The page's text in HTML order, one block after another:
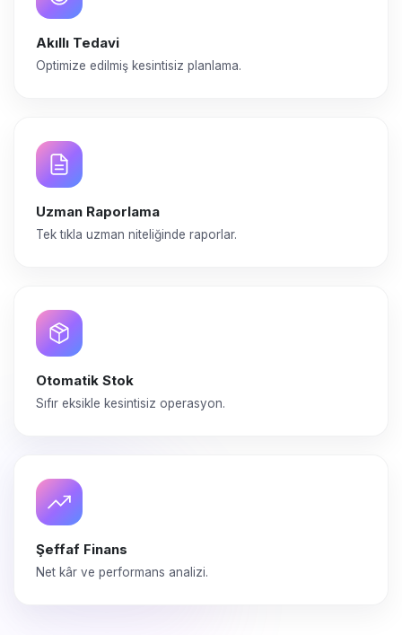
Akıllı Tedavi
Optimize edilmiş kesintisiz planlama.
Uzman Raporlama
Tek tıkla uzman niteliğinde raporlar.
Otomatik Stok
Sıfır eksikle kesintisiz operasyon.
Şeffaf Finans
Net kâr ve performans analizi.